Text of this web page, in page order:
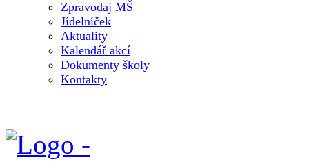
Zpravodaj MŠ
Jídelníček
Aktuality
Kalendář akcí
Dokumenty školy
Kontakty